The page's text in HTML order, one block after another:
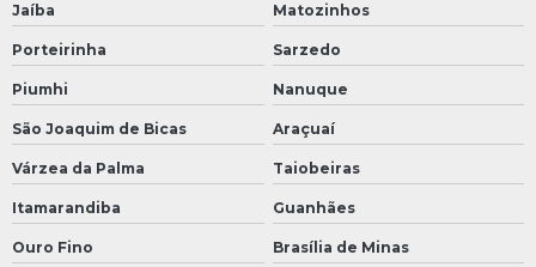
Jaíba Matozinhos
Porteirinha Sarzedo
Piumhi Nanuque
São Joaquim de Bicas Araçuaí
Várzea da Palma Taiobeiras
Itamarandiba Guanhães
Ouro Fino Brasília de Minas